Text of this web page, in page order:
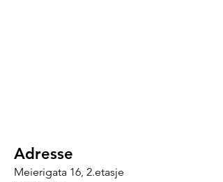
Adresse
Meierigata 16, 2.etasje